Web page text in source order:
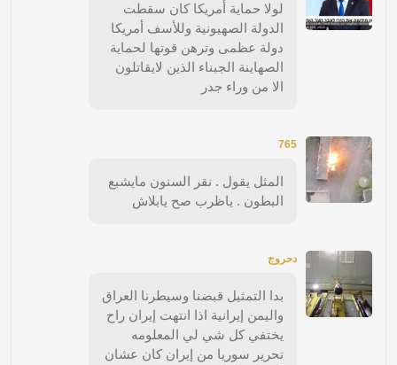
لولا حماية أمريكا كان سقطت
الدولة الصهيونية وللأسف أمريكا
دولة عظمى وترهن قوتها لحماية
الصهاينة الجبناء الذين لايقاتلون
الا من وراء جدر
765
المثل يقول . نقر السنون مايشبع
البطون . ياظرب صح يابلاش
دحروج
بدا التمثيل قبضنا وسيطرنا العراق
واليمن إيرانية اذا انتهت إيران راح
يختفي كل شي لي المعلومه
تحرير سوريا من إيران كان عشان